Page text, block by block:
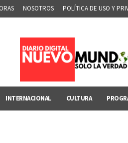
NOSOTROS POLÍTICA DE USO Y
INTERNACIONAL CULTURA